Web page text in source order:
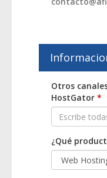
Otros
HostGator *
¿Qué